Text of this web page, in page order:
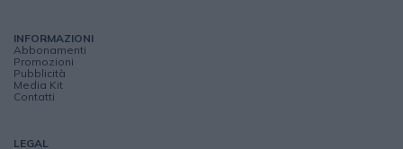
INFORMAZIONI
Abbonamenti
Promozioni
Pubblicità
Media Kit
Contatti
LEGAL